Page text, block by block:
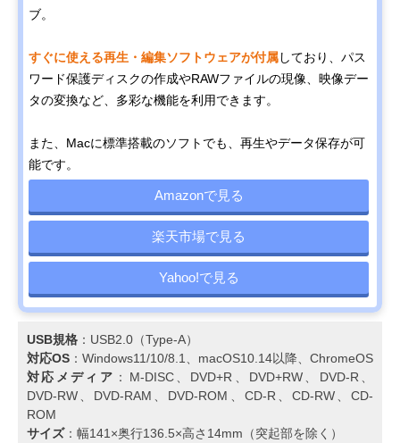
ブ。
すぐに使える再生・編集ソフトウェアが付属しており、パス
ワード保護ディスクの作成やRAWファイルの現像、映像デー
タの変換など、多彩な機能を利用できます。
また、Macに標準搭載のソフトでも、再生やデータ保存が可
能です。
Amazonで見る
楽天市場で見る
Yahoo!で見る
USB規格 ：USB2.0（Type-A）
対応OS ：Windows11/10/8.1、macOS10.14以降、ChromeOS
対応メディア ：M-DISC、DVD+R、DVD+RW、DVD-R、
DVD-RW、DVD-RAM、DVD-ROM、CD-R、CD-RW、CD-
ROM
サイズ：幅141×奥行136.5×高さ14mm（突起部を除く）